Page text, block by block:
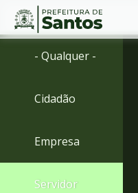
Ir
menu
Conteúdo
- Qualquer -
Cidadão
Empresa
Servidor